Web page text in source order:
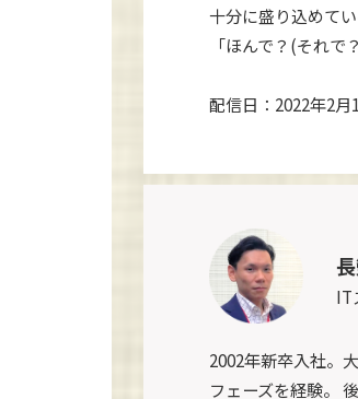
十分に盛り込めて
「ほんで？(それ
配信日：2022年2月
IT
2002年新卒入社。
フェーズを経験。